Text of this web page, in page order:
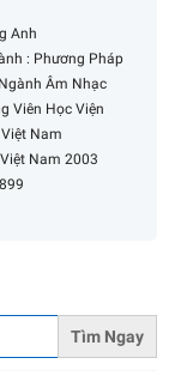
Anh
: Phương Pháp
Âm Nhạc
Viên Học Viện
Nam
Nam 2003